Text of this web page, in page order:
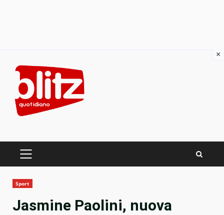
content
PRIMARY
Sport
Jasmine Paolini, nuova
×